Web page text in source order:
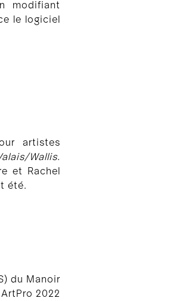
modifiant
le logiciel
artistes
Wallis.
et Rachel
été.
du Manoir
2022